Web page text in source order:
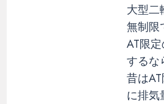
T
A
大型二
無制限
AT限
するな
昔は
に排気